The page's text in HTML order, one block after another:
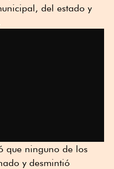
del estado y
que ninguno de los
y desmintió